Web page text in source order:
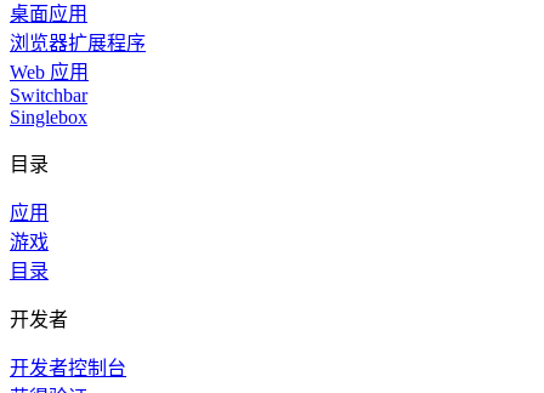
桌面应用
浏览器扩展程序
Web 应用
Switchbar
Singlebox
目录
应用
游戏
目录
开发者
开发者控制台